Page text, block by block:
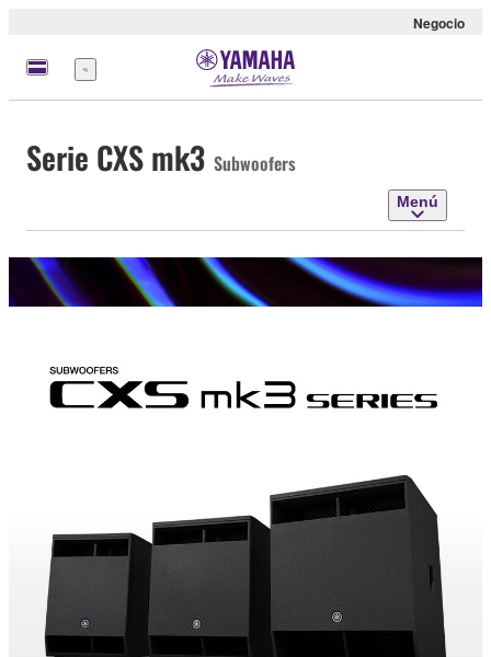
Negocio
Menú
Serie CXS mk3 Subwoofers
Menú